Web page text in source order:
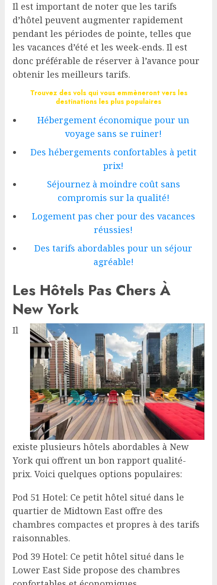
Il est important de noter que les tarifs
d’hôtel peuvent augmenter rapidement
pendant les périodes de pointe, telles que
les vacances d’été et les week-ends. Il est
donc préférable de réserver à l’avance pour
obtenir les meilleurs tarifs.
Trouvez des vols qui vous emmèneront vers les
destinations les plus populaires
Hébergement économique pour un
voyage sans se ruiner!
Des hébergements confortables à petit
prix!
Séjournez à moindre coût sans
compromis sur la qualité!
Logement pas cher pour des vacances
réussies!
Des tarifs abordables pour un séjour
agréable!
Les Hôtels Pas Chers À
New York
Il
existe plusieurs hôtels abordables à New
York qui offrent un bon rapport qualité-
prix. Voici quelques options populaires:
Pod 51 Hotel: Ce petit hôtel situé dans le
quartier de Midtown East offre des
chambres compactes et propres à des tarifs
raisonnables.
Pod 39 Hotel: Ce petit hôtel situé dans le
Lower East Side propose des chambres